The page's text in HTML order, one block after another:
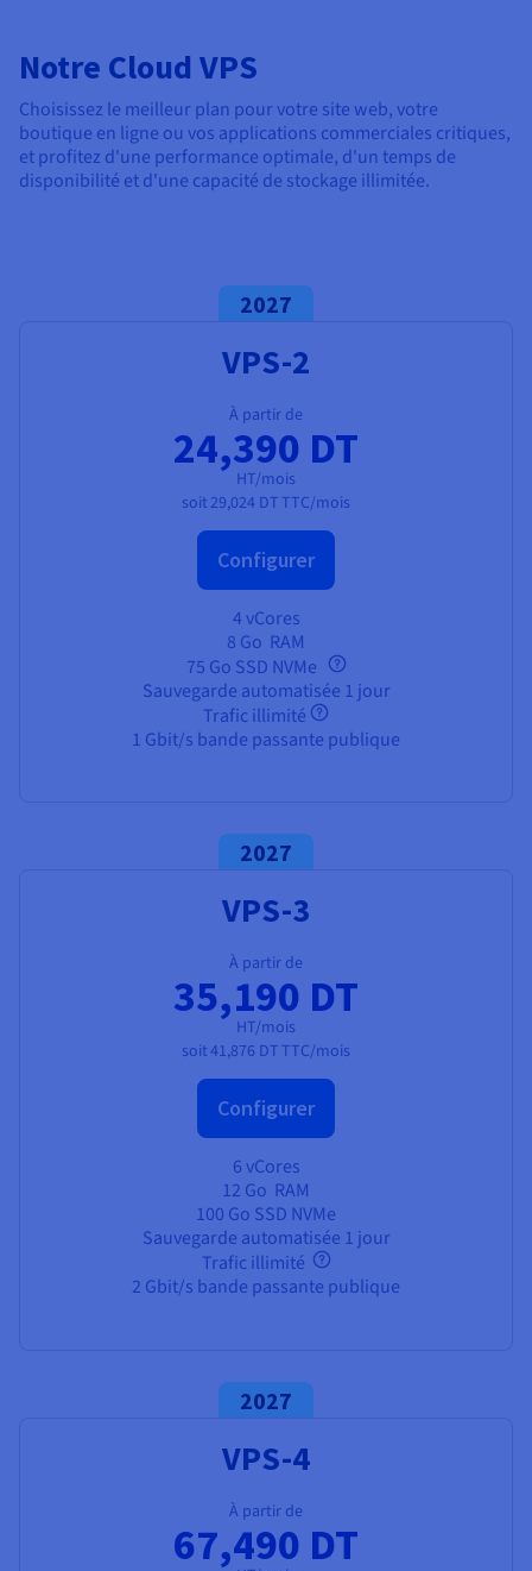
Disponibilités par régions
Documentation
Roadmap & Changelog
Roadmap & Changelog
Notre Cloud VPS
Choisissez le meilleur plan pour votre site web, votre
boutique en ligne ou vos applications commerciales critiques,
et profitez d'une performance optimale, d'un temps de
disponibilité et d'une capacité de stockage illimitée.
2027
VPS-2
À partir de
24,390 DT
HT/mois
soit 29,024 DTTTC/mois
Configurer
4 vCores
8 Go RAM
75 Go SSD NVMe
Sauvegarde automatisée 1 jour
Trafic illimité
1 Gbit/s bande passante publique
2027
VPS-3
À partir de
35,190 DT
HT/mois
soit41,876 DTTTC/mois
Configurer
6 vCores
12 Go RAM
100 Go SSD NVMe
Sauvegarde automatisée 1 jour
Trafic illimité
2 Gbit/s bande passante publique
2027
VPS-4
À partir de
67,490 DT